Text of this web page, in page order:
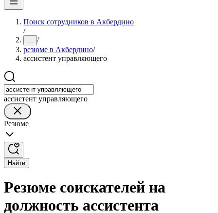
Поиск сотрудников в Акбердино
/
... /
резюме в Акбердино/
ассистент управляющего
ассистент управляющего
Резюме
Найти
Резюме соискателей на
должность ассистента